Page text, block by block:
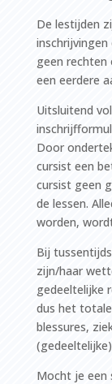
De lestijden
inschrijvingen
geen
een eerdere
Uitsluitend
Door
cursist een
cursist geen
de lessen.
worden,
Bij
zijn/haar
gedeeltelijke
dus het
blessures,
Mocht je een